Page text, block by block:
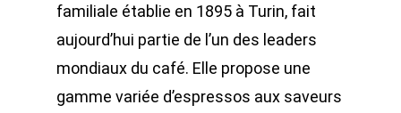
familiale établie en 1895 à Turin, fait
aujourd’hui partie de l’un des leaders
mondiaux du café. Elle propose une
gamme variée d’espressos aux saveurs